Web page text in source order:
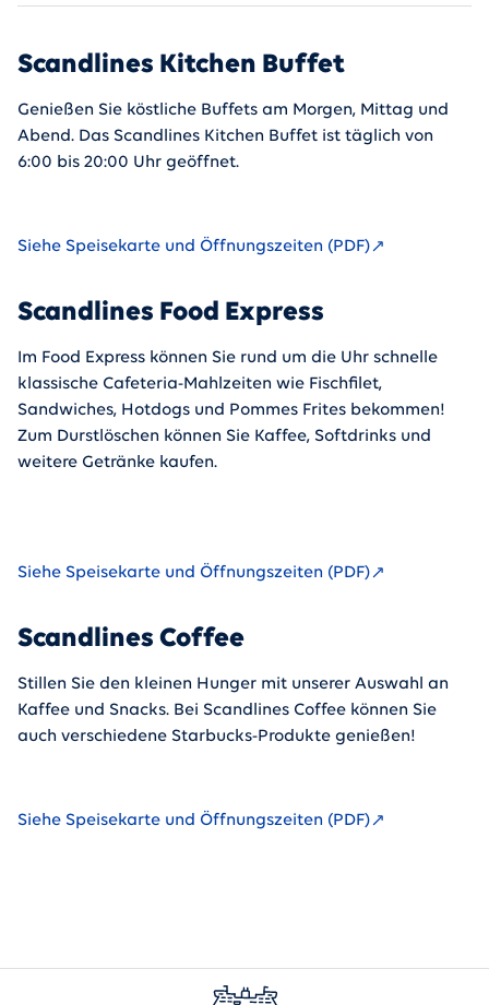
Scandlines Kitchen Buffet
Genießen Sie köstliche Buffets am Morgen, Mittag und
Abend. Das Scandlines Kitchen Buffet ist täglich von
6:00 bis 20:00 Uhr geöffnet.
Siehe Speisekarte und Öffnungszeiten (PDF)
Scandlines Food Express
Im Food Express können Sie rund um die Uhr schnelle
klassische Cafeteria-Mahlzeiten wie Fischfilet,
Sandwiches, Hotdogs und Pommes Frites bekommen!
Zum Durstlöschen können Sie Kaffee, Softdrinks und
weitere Getränke kaufen.
Siehe Speisekarte und Öffnungszeiten (PDF)
Scandlines Coffee
Stillen Sie den kleinen Hunger mit unserer Auswahl an
Kaffee und Snacks. Bei Scandlines Coffee können Sie
auch verschiedene Starbucks-Produkte genießen!
Siehe Speisekarte und Öffnungszeiten (PDF)